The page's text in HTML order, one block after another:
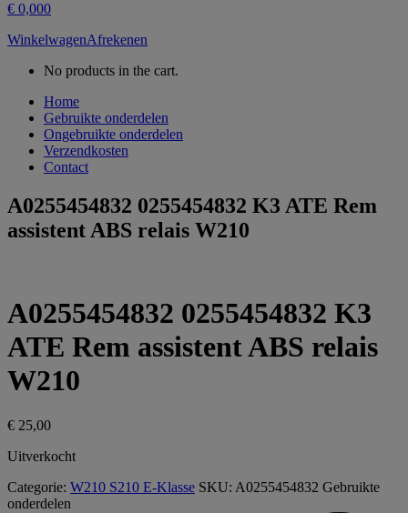
€ 0,000
WinkelwagenAfrekenen
No products in the cart.
Home
Gebruikte onderdelen
Ongebruikte onderdelen
Verzendkosten
Contact
A0255454832 0255454832 K3 ATE Rem
assistent ABS relais W210
A0255454832 0255454832 K3
ATE Rem assistent ABS relais
W210
€ 25,00
Uitverkocht
Categorie: W210 S210 E-Klasse SKU: A0255454832 Gebruikte
onderdelen